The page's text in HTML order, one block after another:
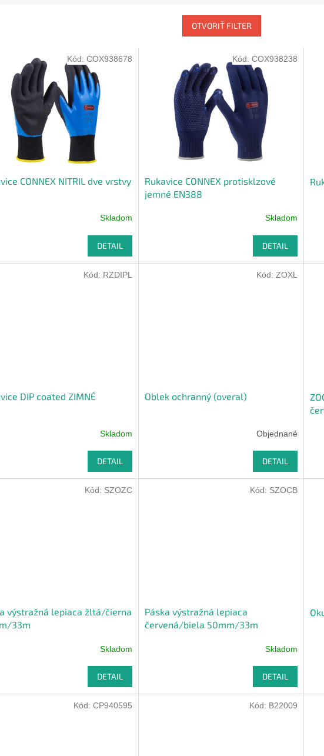
OTVORIŤ FILTER
CONNEX NITRIL dve vrstvy
Skladom
DETAIL
Kód: COX938678
Rukavice CONNEX protisklzové
jemné EN388
Skladom
DETAIL
Kód: COX938238
DIP coated ZIMNÉ
Skladom
DETAIL
Kód: RZDIPL
Oblek ochranný (overal)
Objednané
DETAIL
Kód: ZOXL
výstražná lepiaca žltá/čierna
33m
Skladom
DETAIL
Kód: SZOZC
Páska výstražná lepiaca
červená/biela 50mm/33m
Skladom
DETAIL
Kód: SZOCB
Kód: CP940595 Kód: B22009